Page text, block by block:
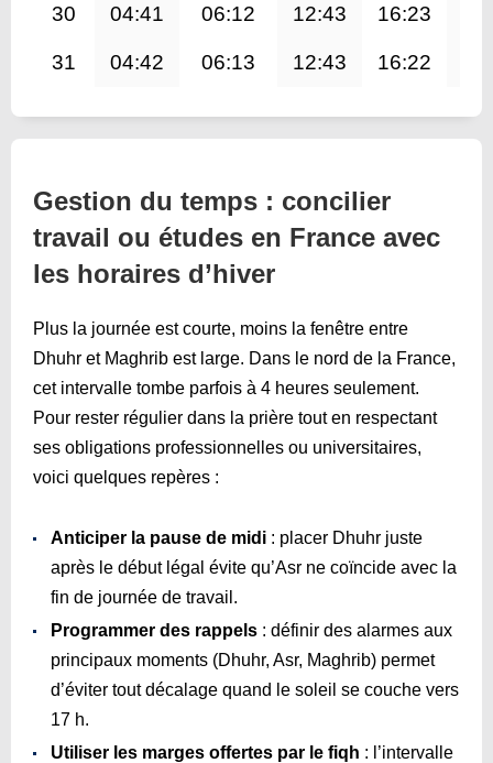
30 04:41 06:12 12:43 16:23
31 04:42 06:13 12:43 16:22
Gestion du temps : concilier
travail ou études en France avec
les horaires d’hiver
Plus la journée est courte, moins la fenêtre entre
Dhuhr et Maghrib est large. Dans le nord de la France,
cet intervalle tombe parfois à 4 heures seulement.
Pour rester régulier dans la prière tout en respectant
ses obligations professionnelles ou universitaires,
voici quelques repères :
Anticiper la pause de midi : placer Dhuhr juste
après le début légal évite qu’Asr ne coïncide avec la
fin de journée de travail.
Programmer des rappels : définir des alarmes aux
principaux moments (Dhuhr, Asr, Maghrib) permet
d’éviter tout décalage quand le soleil se couche vers
17 h.
Utiliser les marges offertes par le fiqh : l’intervalle